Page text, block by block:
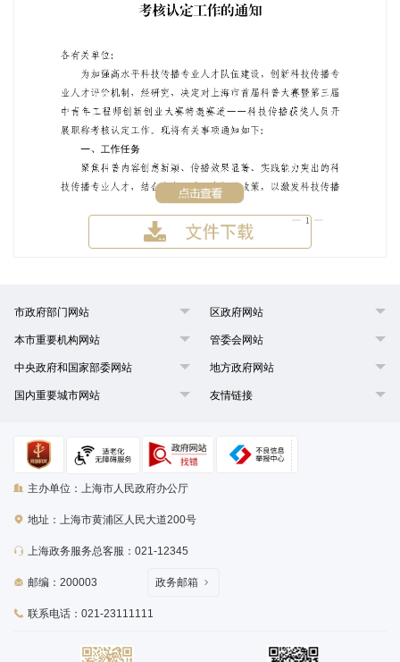
市政府部门网站 区政府网站
本市重要机构网站 管委会网站
中央政府和国家部委网站 地方政府网站
国内重要城市网站 友情链接
主办单位：上海市人民政府办公厅
地址：上海市黄浦区人民大道200号
上海政务服务总客服：021-12345
邮编：200003
联系电话：021-23111111
政务邮箱